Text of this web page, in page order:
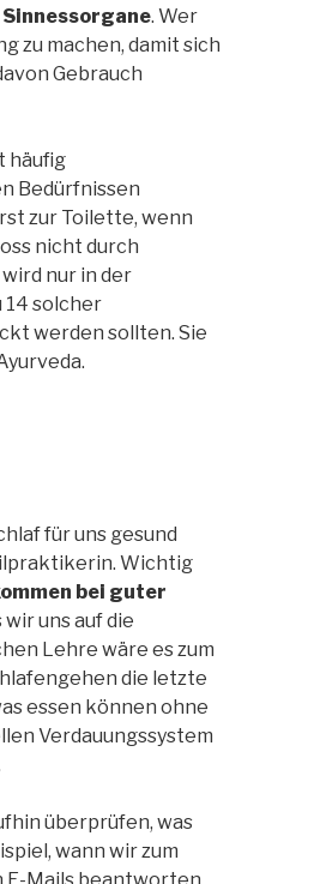
. Wer
zu machen, damit sich
Gebrauch
häufig
Bedürfnissen
zur Toilette, wenn
nicht durch
nur in der
14 solcher
werden sollten. Sie
für uns gesund
Wichtig
bei guter
wir uns auf die
Lehre wäre es zum
die letzte
essen können ohne
Verdauungssystem
überprüfen, was
wann wir zum